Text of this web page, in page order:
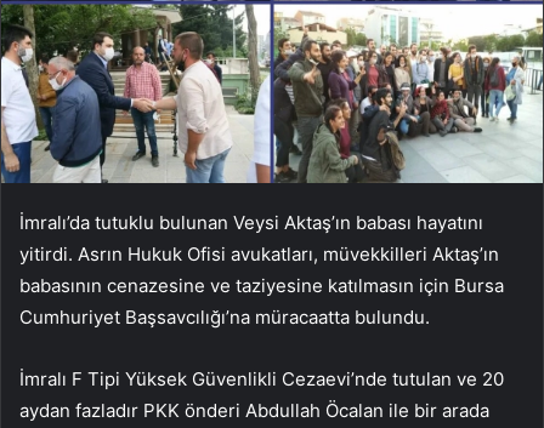
İmralı’da tutuklu bulunan Veysi Aktaş’ın babası hayatını
yitirdi. Asrın Hukuk Ofisi avukatları, müvekkilleri Aktaş’ın
babasının cenazesine ve taziyesine katılmasın için Bursa
Cumhuriyet Başsavcılığı’na müracaatta bulundu.
İmralı F Tipi Yüksek Güvenlikli Cezaevi’nde tutulan ve 20
aydan fazladır PKK önderi Abdullah Öcalan ile bir arada